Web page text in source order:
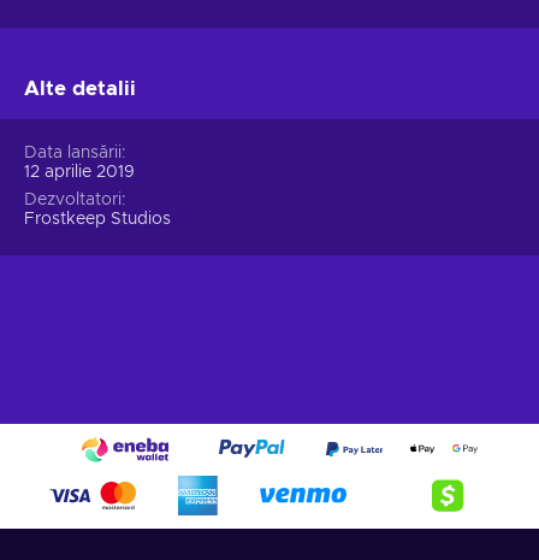
Alte detalii
Data lansării
12 aprilie 2019
Dezvoltatori
Frostkeep Studios